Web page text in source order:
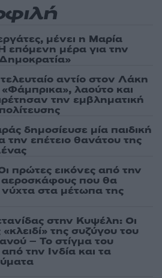
μένει η Μαρία
επόμενη μέρα για την
αντίο στον Λάκη
λαούτο και
την εμβληματική
δημοσίευσε μία παιδική
την επέτειο θανάτου της
πρώτες εικόνες από την
που θα
νύχτα στα μέτωπα της
στην Κυψέλη: Οι
της συζύγου του
– Το στίγμα του
την Ινδία και τα